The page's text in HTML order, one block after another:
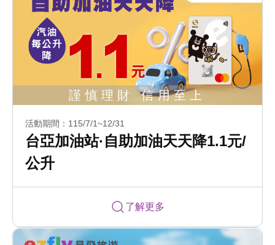
活動期間：115/7/1~12/31
台亞加油站·自助加油天天降1.1元/
公升
了解更多